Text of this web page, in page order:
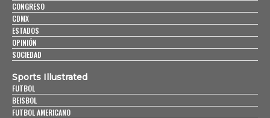
CONGRESO
CDMX
ESTADOS
OPINIÓN
SOCIEDAD
Sports Illustrated
FUTBOL
BEISBOL
FUTBOL AMERICANO